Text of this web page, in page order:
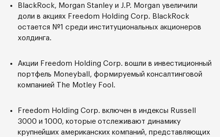
BlackRock, Morgan Stanley и J.P. Morgan увеличили
доли в акциях Freedom Holding Сorp. BlackRock
остается №1 среди институциональных акционеров
холдинга.
Акции Freedom Holding Corp. вошли в инвестиционный
портфель Moneyball, формируемый консалтинговой
компанией The Motley Fool.
Freedom Holding Corp. включен в индексы Russell
3000 и 1000, которые отслеживают динамику
крупнейших американских компаний, представляющих